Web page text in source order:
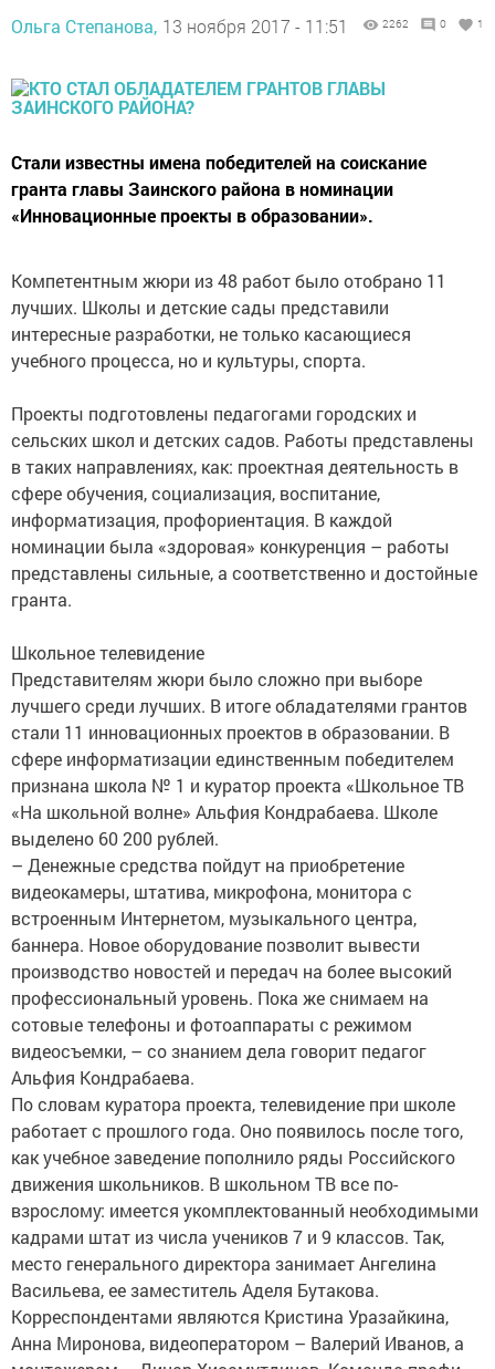
Ольга Степанова, 13 ноября 2017 - 11:51 2262 0 1
Стали известны имена победителей на соискание
гранта главы Заинского района в номинации
«Инновационные проекты в образовании».
Компетентным жюри из 48 работ было отобрано 11
лучших. Школы и детские сады представили
интересные разработки, не только касающиеся
учебного процесса, но и культуры, спорта.
Проекты подготовлены педагогами городских и
сельских школ и детских садов. Работы представлены
в таких направлениях, как: проектная деятельность в
сфере обучения, социализация, воспитание,
информатизация, профориентация. В каждой
номинации была «здоровая» конкуренция – работы
представлены сильные, а соответственно и достойные
гранта.
Школьное телевидение
Представителям жюри было сложно при выборе
лучшего среди лучших. В итоге обладателями грантов
стали 11 инновационных проектов в образовании. В
сфере информатизации единственным победителем
признана школа № 1 и куратор проекта «Школьное ТВ
«На школьной волне» Альфия Кондрабаева. Школе
выделено 60 200 рублей.
– Денежные средства пойдут на приобретение
видеокамеры, штатива, микрофона, монитора с
встроенным Интернетом, музыкального центра,
баннера. Новое оборудование позволит вывести
производство новостей и передач на более высокий
профессиональный уровень. Пока же снимаем на
сотовые телефоны и фотоаппараты с режимом
видеосъемки, – со знанием дела говорит педагог
Альфия Кондрабаева.
По словам куратора проекта, телевидение при школе
работает с прошлого года. Оно появилось после того,
как учебное заведение пополнило ряды Российского
движения школьников. В школьном ТВ все по-
взрослому: имеется укомплектованный необходимыми
кадрами штат из числа учеников 7 и 9 классов. Так,
место генерального директора занимает Ангелина
Васильева, ее заместитель Аделя Бутакова.
Корреспондентами являются Кристина Уразайкина,
Анна Миронова, видеоператором – Валерий Иванов, а